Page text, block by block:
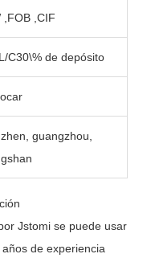
,FOB ,CIF
C30\% de depósito
guangzhou,
Jstomi se puede usar
de experiencia